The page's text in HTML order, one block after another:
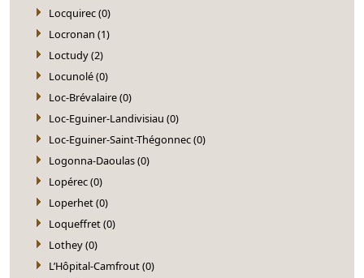
Locquirec (0)
Locronan (1)
Loctudy (2)
Locunolé (0)
Loc-Brévalaire (0)
Loc-Eguiner-Landivisiau (0)
Loc-Eguiner-Saint-Thégonnec (0)
Logonna-Daoulas (0)
Lopérec (0)
Loperhet (0)
Loqueffret (0)
Lothey (0)
L’Hôpital-Camfrout (0)